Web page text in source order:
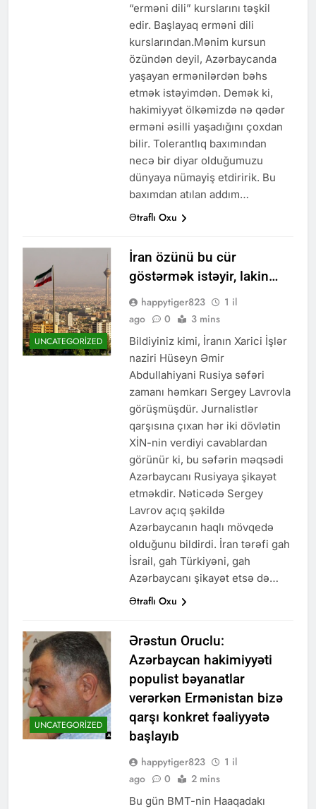
“erməni dili” kurslarını təşkil
edir. Başlayaq erməni dili
kurslarından.Mənim kursun
özündən deyil, Azərbaycanda
yaşayan ermənilərdən bəhs
etmək istəyimdən. Demək ki,
hakimiyyət ölkəmizdə nə qədər
erməni əsilli yaşadığını çoxdan
bilir. Tolerantlıq baxımından
necə bir diyar olduğumuzu
dünyaya nümayiş etdiririk. Bu
baxımdan atılan addım…
Ətraflı Oxu
UNCATEGORIZED
İran özünü bu cür
göstərmək istəyir, lakin…
happytiger823
1 il
ago
0 3 mins
Bildiyiniz kimi, İranın Xarici İşlər
naziri Hüseyn Əmir
Abdullahiyani Rusiya səfəri
zamanı həmkarı Sergey Lavrovla
görüşmüşdür. Jurnalistlər
qarşısına çıxan hər iki dövlətin
XİN-nin verdiyi cavablardan
görünür ki, bu səfərin məqsədi
Azərbaycanı Rusiyaya şikayət
etməkdir. Nəticədə Sergey
Lavrov açıq şəkildə
Azərbaycanın haqlı mövqedə
olduğunu bildirdi. İran tərəfi gah
İsrail, gah Türkiyəni, gah
Azərbaycanı şikayət etsə də…
Ətraflı Oxu
UNCATEGORIZED
Ərəstun Oruclu:
Azərbaycan hakimiyyəti
populist bəyanatlar
verərkən Ermənistan bizə
qarşı konkret fəaliyyətə
başlayıb
happytiger823
1 il
ago
0 2 mins
Bu gün BMT-nin Haaqadakı